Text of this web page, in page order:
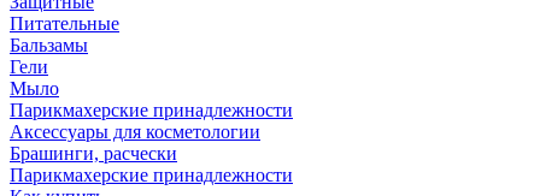
Питательные
Бальзамы
Гели
Мыло
Парикмахерские принадлежности
Аксессуары для косметологии
Брашинги, расчески
Парикмахерские принадлежности